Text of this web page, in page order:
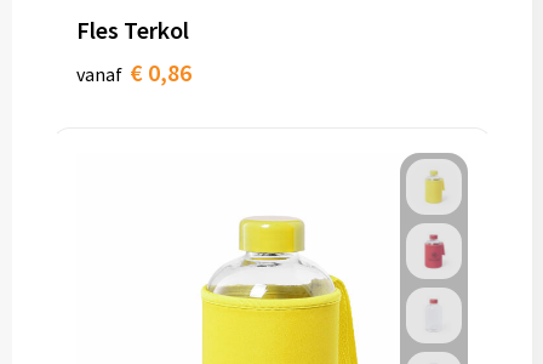
Fles Terkol
vanaf € 0,86